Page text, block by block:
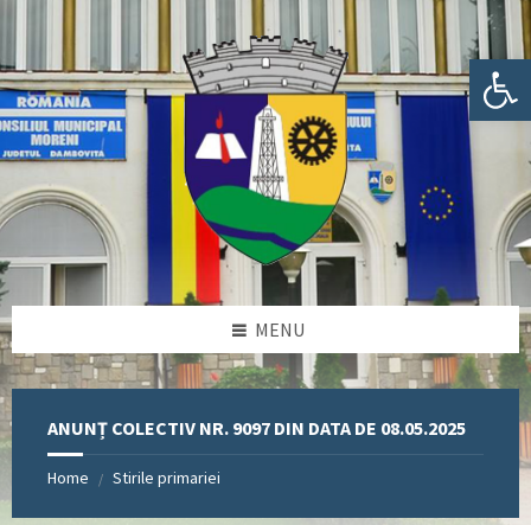
Deschide bara de unelte
sidebar
sidebar
MENU
ANUNȚ COLECTIV NR. 9097 DIN DATA DE 08.05.2025
Home / Stirile primariei